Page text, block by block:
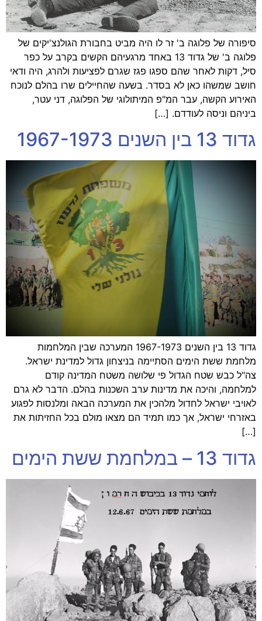
סיפורה של פלוגה ב' זר לו היה מביט בחבורת הגולנצ'יקים של
פלוגה ב' של גדוד 13 באחד מרגעיהם הקשים בקרב על כפר
סיל, דקות לאחר שהם ספגו פגז שגרם לפציעות ולהרג, היה ודאי
חושב שמשהו כאן לא בסדר. בשעה שהחיילים שרו בהלם לנוכח
האירוע הקשה, עבר המ"פ המיתולוגי של הפלוגה, דני עטר,
ביניהם וניסה לעודדם. […]
גדוד 13 בין השנים 1967-1973
גדוד 13 בין השנים 1967-1973 המערכה שבין המלחמות
מלחמת ששת הימים הסתיימה בניצחון גדול למדינת ישראל.
צה"ל כבש שטח הגדול פי שלושה משטח המדינה קודם
למלחמה, והיכה את מדינות ערב השכנות בהלם. הדבר לא גרם
לאויבי ישראל לחדול מלהכין את המערכה הבאה ומלנסות לפגוע
באזרחי ישראל, אך כמו תמיד הם מצאו מולם בכל החזיתות את
[…]
גדוד 13 – במלחמת ששת הימים